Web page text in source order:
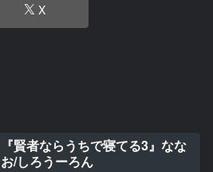
X
『賢者ならうちで寝てる3』なな
お/しろうーろん